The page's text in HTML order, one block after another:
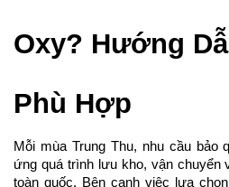
Oxy? Hướng
Phù Hợp
Mỗi mùa Trung Thu, nhu cầu bảo
ứng quá trình lưu kho, vận chuyển
toàn quốc. Bên cạnh việc lựa